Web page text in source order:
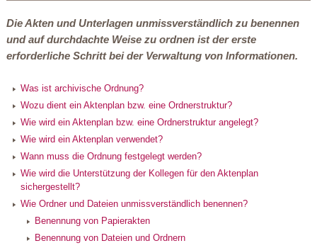
Die Akten und Unterlagen unmissverständlich zu benennen
und auf durchdachte Weise zu ordnen ist der erste
erforderliche Schritt bei der Verwaltung von Informationen.
Was ist archivische Ordnung?
Wozu dient ein Aktenplan bzw. eine Ordnerstruktur?
Wie wird ein Aktenplan bzw. eine Ordnerstruktur angelegt?
Wie wird ein Aktenplan verwendet?
Wann muss die Ordnung festgelegt werden?
Wie wird die Unterstützung der Kollegen für den Aktenplan
sichergestellt?
Wie Ordner und Dateien unmissverständlich benennen?
Benennung von Papierakten
Benennung von Dateien und Ordnern